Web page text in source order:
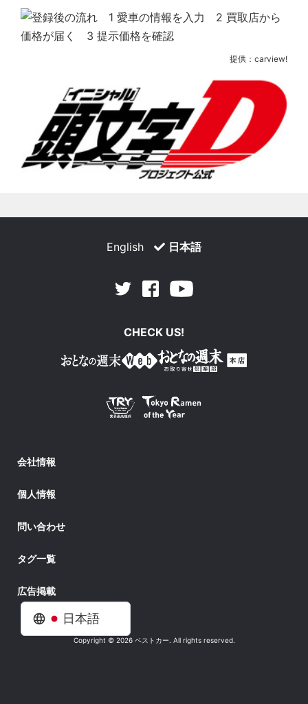
日本語
提供：carview!
English 日本語
Twitter Facebook
CHECK US!
会社情報
個人情報
問い合わせ
タグ一覧
広告掲載
Copyright © 2026 ベストカー. All rights reserved.